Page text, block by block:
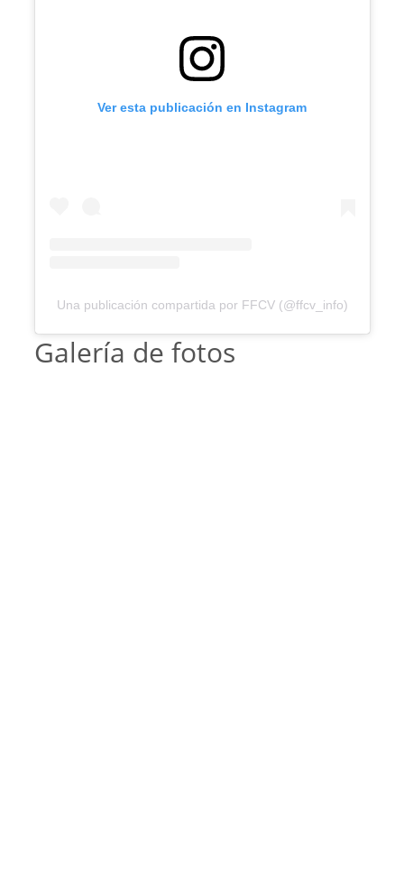
Ver esta publicación en Instagram
Una publicación compartida por FFCV (@ffcv_info)
Galería de fotos